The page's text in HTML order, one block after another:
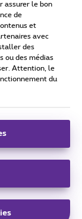
statement
assurer le bon
de
et
avec
des
ou des médias
Attention, le
du